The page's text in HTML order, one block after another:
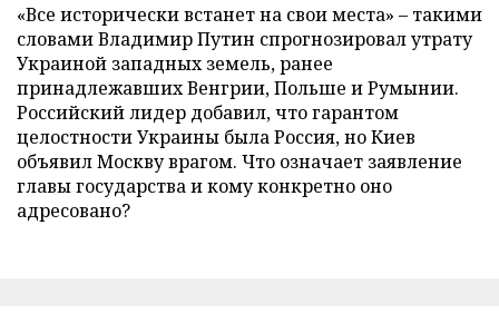
«Все исторически встанет на свои места» – такими
словами Владимир Путин спрогнозировал утрату
Украиной западных земель, ранее
принадлежавших Венгрии, Польше и Румынии.
Российский лидер добавил, что гарантом
целостности Украины была Россия, но Киев
объявил Москву врагом. Что означает заявление
главы государства и кому конкретно оно
адресовано?